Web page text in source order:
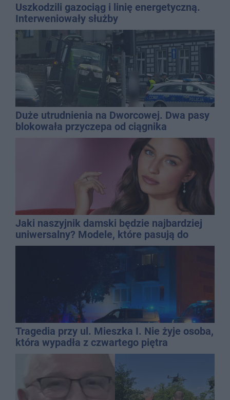
Uszkodzili gazociąg i linię energetyczną.
Interweniowały służby
Duże utrudnienia na Dworcowej. Dwa pasy
blokowała przyczepa od ciągnika
Jaki naszyjnik damski będzie najbardziej
uniwersalny? Modele, które pasują do
wielu stylizacji
Tragedia przy ul. Mieszka I. Nie żyje osoba,
która wypadła z czwartego piętra